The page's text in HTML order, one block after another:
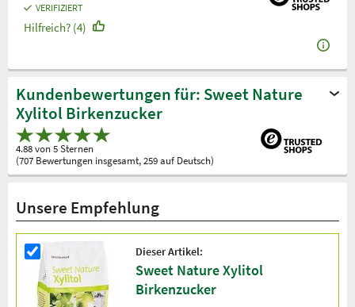
VERIFIZIERT
Hilfreich? (4)
Kundenbewertungen für: Sweet Nature
Xylitol Birkenzucker
4.88 von 5 Sternen
(707 Bewertungen insgesamt, 259 auf Deutsch)
Unsere Empfehlung
Dieser Artikel:
Sweet Nature Xylitol
Birkenzucker